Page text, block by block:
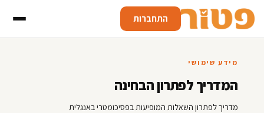
התחברות
מידע שימושי
המדריך לפתרון הבחינה
מדריך לפתרון השאלות המופיעות בפסיכומטרי באנגלית